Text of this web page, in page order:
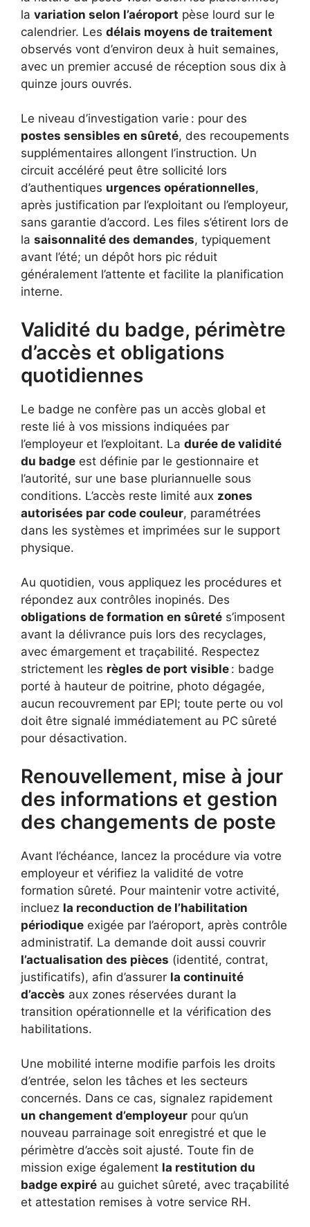
la variation selon l’aéroport pèse lourd sur le
calendrier. Les délais moyens de traitement
observés vont d’environ deux à huit semaines,
avec un premier accusé de réception sous dix à
quinze jours ouvrés.
Le niveau d’investigation varie : pour des
postes sensibles en sûreté, des recoupements
supplémentaires allongent l’instruction. Un
circuit accéléré peut être sollicité lors
d’authentiques urgences opérationnelles,
après justification par l’exploitant ou l’employeur,
sans garantie d’accord. Les files s’étirent lors de
la saisonnalité des demandes, typiquement
avant l’été; un dépôt hors pic réduit
généralement l’attente et facilite la planification
interne.
Validité du badge, périmètre
d’accès et obligations
quotidiennes
Le badge ne confère pas un accès global et
reste lié à vos missions indiquées par
l’employeur et l’exploitant. La durée de validité
du badge est définie par le gestionnaire et
l’autorité, sur une base pluriannuelle sous
conditions. L’accès reste limité aux zones
autorisées par code couleur, paramétrées
dans les systèmes et imprimées sur le support
physique.
Au quotidien, vous appliquez les procédures et
répondez aux contrôles inopinés. Des
obligations de formation en sûreté s’imposent
avant la délivrance puis lors des recyclages,
avec émargement et traçabilité. Respectez
strictement les règles de port visible : badge
porté à hauteur de poitrine, photo dégagée,
aucun recouvrement par EPI; toute perte ou vol
doit être signalé immédiatement au PC sûreté
pour désactivation.
Renouvellement, mise à jour
des informations et gestion
des changements de poste
Avant l’échéance, lancez la procédure via votre
employeur et vérifiez la validité de votre
formation sûreté. Pour maintenir votre activité,
incluez la reconduction de l’habilitation
périodique exigée par l’aéroport, après contrôle
administratif. La demande doit aussi couvrir
l’actualisation des pièces (identité, contrat,
justificatifs), afin d’assurer la continuité
d’accès aux zones réservées durant la
transition opérationnelle et la vérification des
habilitations.
Une mobilité interne modifie parfois les droits
d’entrée, selon les tâches et les secteurs
concernés. Dans ce cas, signalez rapidement
un changement d’employeur pour qu’un
nouveau parrainage soit enregistré et que le
périmètre d’accès soit ajusté. Toute fin de
mission exige également la restitution du
badge expiré au guichet sûreté, avec traçabilité
et attestation remises à votre service RH.